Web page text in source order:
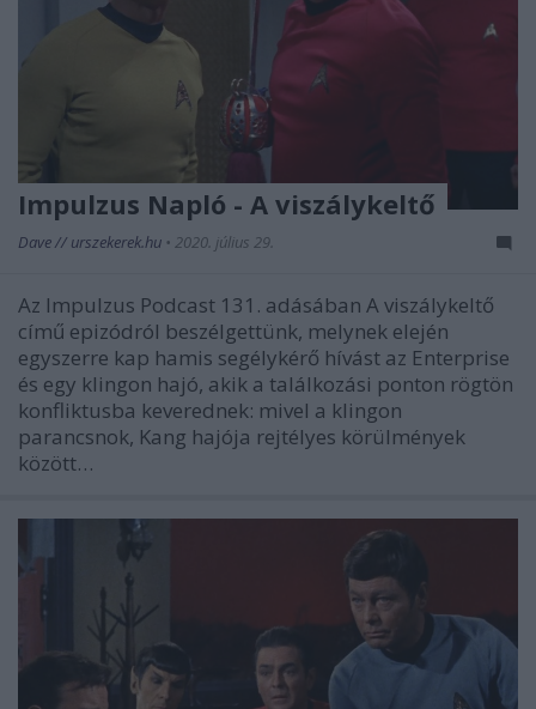
Impulzus Napló - A viszálykeltő
Dave // urszekerek.hu • 2020. július 29.
Az Impulzus Podcast 131. adásában A viszálykeltő
című epizódról beszélgettünk, melynek elején
egyszerre kap hamis segélykérő hívást az Enterprise
és egy klingon hajó, akik a találkozási ponton rögtön
konfliktusba keverednek: mivel a klingon
parancsnok, Kang hajója rejtélyes körülmények
között…